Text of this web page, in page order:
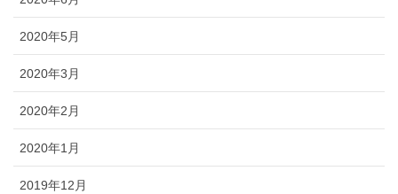
2020年5月
2020年3月
2020年2月
2020年1月
2019年12月